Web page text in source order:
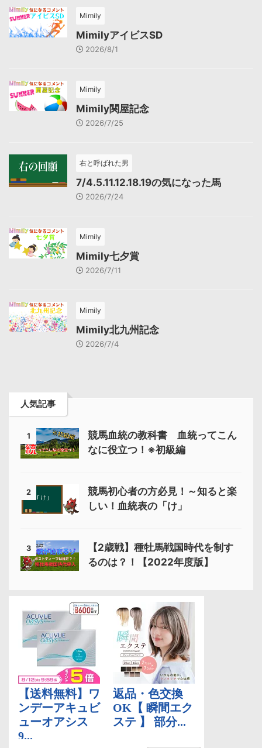
Mimily
MimilyアイビスSD
2026/8/1
Mimily
Mimily関屋記念
2026/7/25
右と呼ばれた男
7/4.5.11.12.18.19の気になった馬
2026/7/24
Mimily
Mimily七夕賞
2026/7/11
Mimily
Mimily北九州記念
2026/7/4
人気記事
1
競馬血統の教科書 血統ってこん
なに役立つ！※初級編
2
競馬初心者の方必見！～知ると楽
しい！血統表の「け」
3
【2歳戦】種牡馬戦国時代を制す
るのは？！【2022年度版】